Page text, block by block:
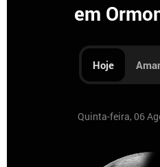
em
Hoje
Quinta-feira, 06